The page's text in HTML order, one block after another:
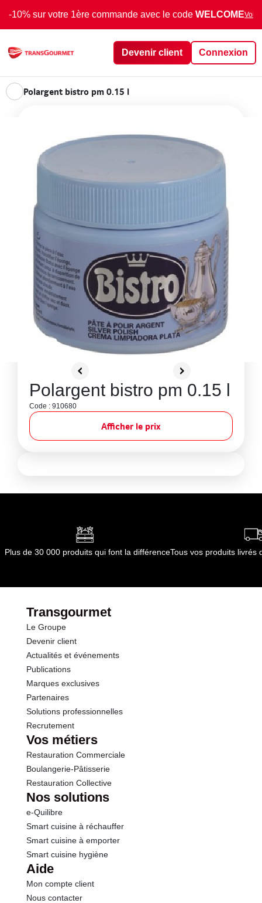
-10% sur votre 1ère commande avec le code WELCOMEVoir
Devenir client Connexion
Polargent bistro pm 0.15 l
Polargent bistro pm 0.15 l
Code : 910680
Afficher le prix
Plus de 30 000 produits qui font la différenceTous vos produits livrés
Transgourmet
Le Groupe
Devenir client
Actualités et événements
Publications
Marques exclusives
Partenaires
Solutions professionnelles
Recrutement
Vos métiers
Restauration Commerciale
Boulangerie-Pâtisserie
Restauration Collective
Nos solutions
e-Quilibre
Smart cuisine à réchauffer
Smart cuisine à emporter
Smart cuisine hygiène
Aide
Mon compte client
Nous contacter